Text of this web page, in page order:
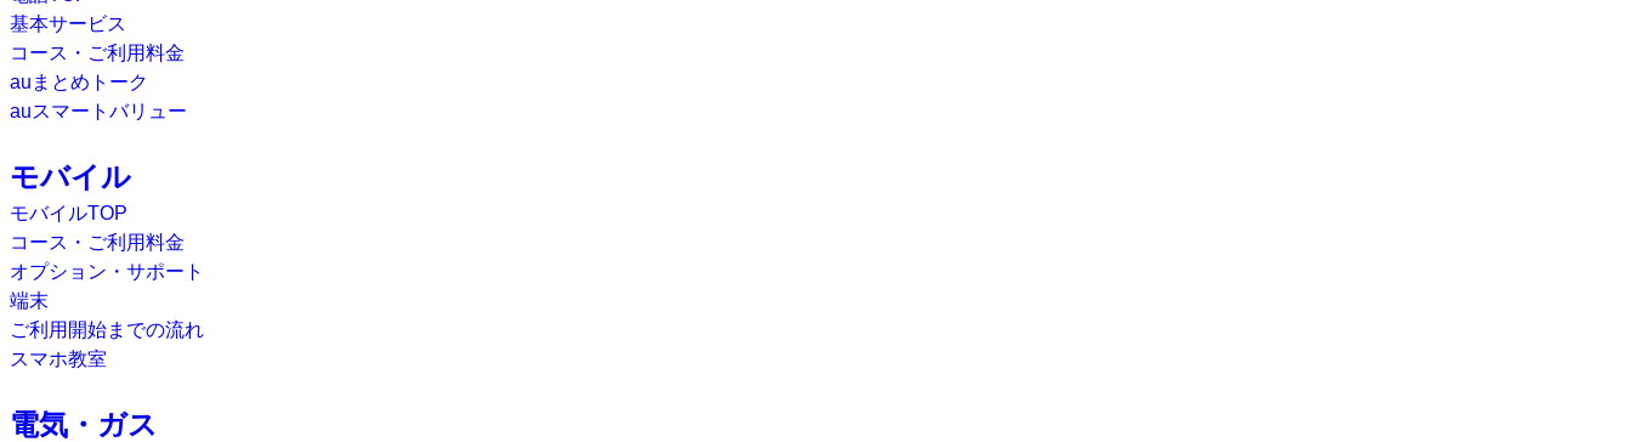
基本サービス
コース・ご利用料金
auまとめトーク
auスマートバリュー
モバイル
モバイルTOP
コース・ご利用料金
オプション・サポート
端末
ご利用開始までの流れ
スマホ教室
電気・ガス